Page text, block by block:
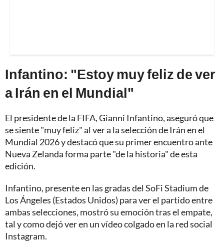
Infantino: "Estoy muy feliz de ver
a Irán en el Mundial"
El presidente de la FIFA, Gianni Infantino, aseguró que
se siente "muy feliz" al ver a la selección de Irán en el
Mundial 2026 y destacó que su primer encuentro ante
Nueva Zelanda forma parte "de la historia" de esta
edición.
Infantino, presente en las gradas del SoFi Stadium de
Los Ángeles (Estados Unidos) para ver el partido entre
ambas selecciones, mostró su emoción tras el empate,
tal y como dejó ver en un vídeo colgado en la red social
Instagram.